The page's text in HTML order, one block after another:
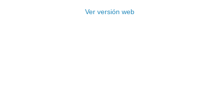
Ver versión web